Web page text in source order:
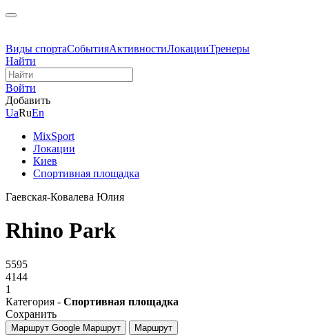
Виды спортаСобытияАктивностиЛокацииТренеры
Найти
Войти
Добавить
UaRuEn
MixSport
Локации
Киев
Спортивная площадка
Гаевская-Ковалева Юлия
Rhino Park
5595
4144
1
Категория - Спортивная площадка
Сохранить
Маршрут Google Маршрут Маршрут